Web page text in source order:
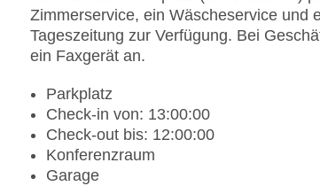
Zimmerservice, ein Wäscheservice und
Tageszeitung zur Verfügung. Bei
ein Faxgerät an.
Parkplatz
Check-in von: 13:00:00
Check-out bis: 12:00:00
Konferenzraum
Garage